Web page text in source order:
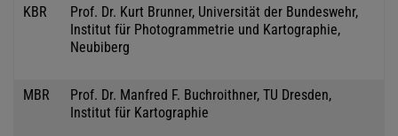
KBR
Prof. Dr. Kurt Brunner, Universität der Bundeswehr,
Institut für Photogrammetrie und Kartographie,
Neubiberg
MBR
Prof. Dr. Manfred F. Buchroithner, TU Dresden,
Institut für Kartographie